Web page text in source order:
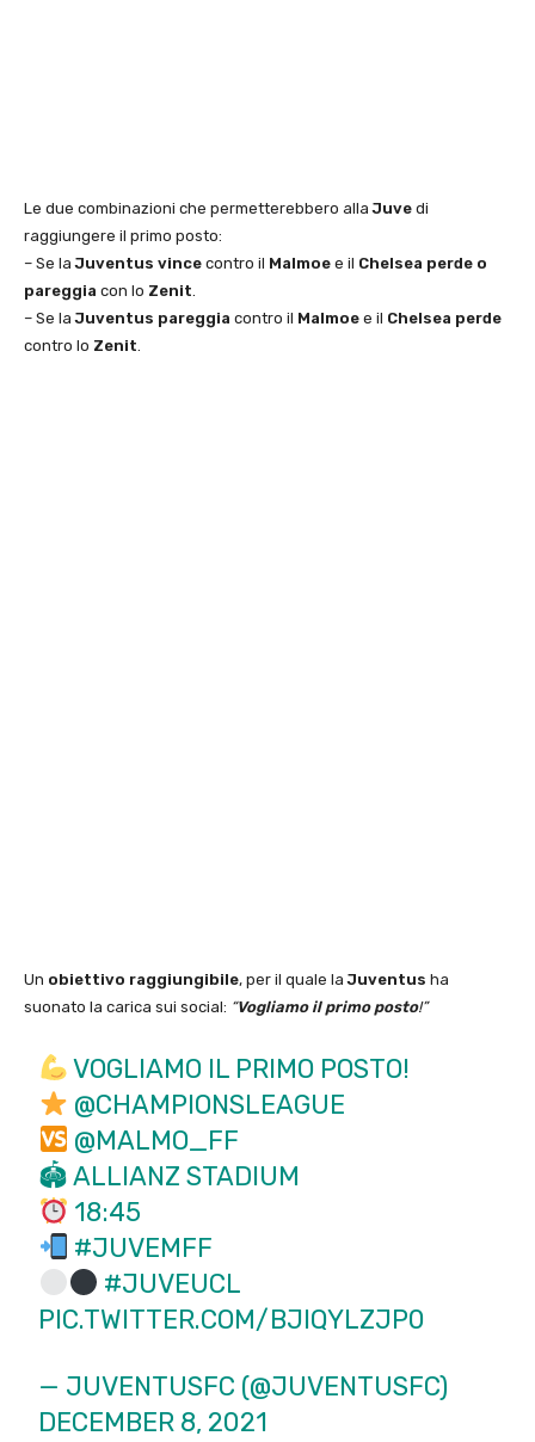
Le due combinazioni che permetterebbero allaJuve di
raggiungere il primo posto:
– Se laJuventus vince contro il Malmoe e il Chelsea perde o
pareggia con lo Zenit
– Se laJuventus pareggia contro il Malmoe e il Chelsea perde
contro lo Zenit
Un obiettivo raggiungibile, per il quale laJuventus ha
suonato la carica sui social: “Vogliamo il primo posto!”
VOGLIAMO IL PRIMO POSTO!
@CHAMPIONSLEAGUE
@MALMO_FF
🏟 ALLIANZ STADIUM
18:45
#JUVEMFF
#JUVEUCL
PIC.TWITTER.COM/BJIQYLZJP0
— JUVENTUSFC (@JUVENTUSFC)
DECEMBER 8, 2021